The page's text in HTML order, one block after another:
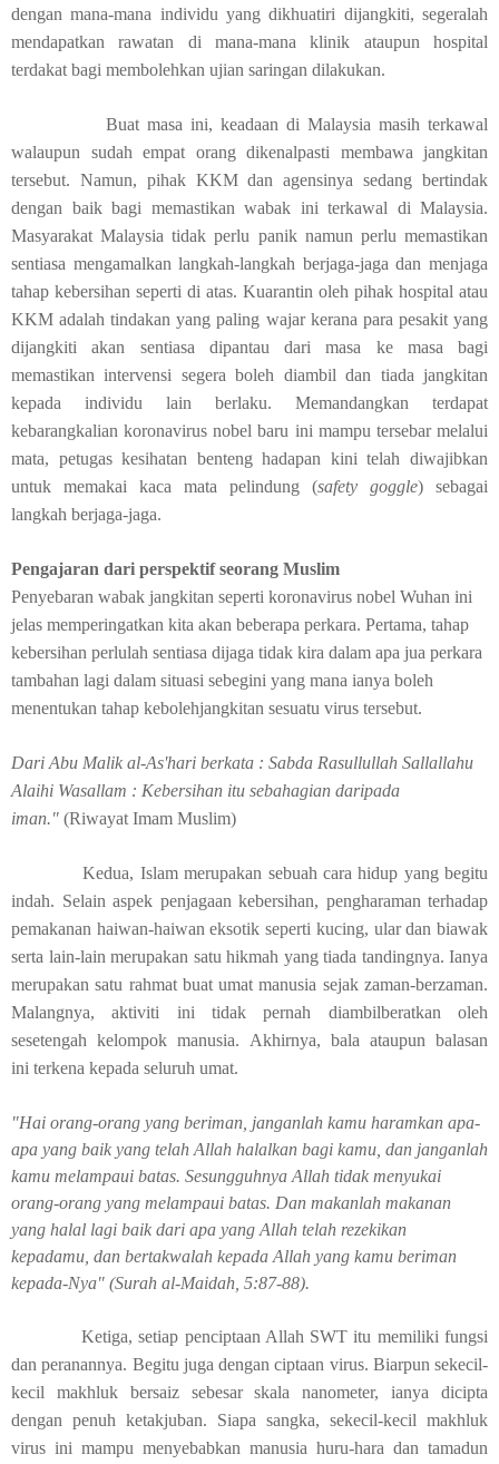
dengan mana-mana individu yang dikhuatiri dijangkiti, segeralah
mendapatkan rawatan di mana-mana klinik ataupun hospital
terdakat bagi membolehkan ujian saringan dilakukan.
Buat masa ini, keadaan di Malaysia masih terkawal
walaupun sudah empat orang dikenalpasti membawa jangkitan
tersebut. Namun, pihak KKM dan agensinya sedang bertindak
dengan baik bagi memastikan wabak ini terkawal di Malaysia.
Masyarakat Malaysia tidak perlu panik namun perlu memastikan
sentiasa mengamalkan langkah-langkah berjaga-jaga dan menjaga
tahap kebersihan seperti di atas. Kuarantin oleh pihak hospital atau
KKM adalah tindakan yang paling wajar kerana para pesakit yang
dijangkiti akan sentiasa dipantau dari masa ke masa bagi
memastikan intervensi segera boleh diambil dan tiada jangkitan
kepada individu lain berlaku. Memandangkan terdapat
kebarangkalian koronavirus nobel baru ini mampu tersebar melalui
mata, petugas kesihatan benteng hadapan kini telah diwajibkan
untuk memakai kaca mata pelindung (safety goggle) sebagai
langkah berjaga-jaga.
Pengajaran dari perspektif seorang Muslim
Penyebaran wabak jangkitan seperti koronavirus nobel Wuhan ini
jelas memperingatkan kita akan beberapa perkara. Pertama, tahap
kebersihan perlulah sentiasa dijaga tidak kira dalam apa jua perkara
tambahan lagi dalam situasi sebegini yang mana ianya boleh
menentukan tahap kebolehjangkitan sesuatu virus tersebut.
Dari Abu Malik al-As'hari berkata : Sabda Rasullullah Sallallahu
Alaihi Wasallam : Kebersihan itu sebahagian daripada
iman." (Riwayat Imam Muslim)
Kedua, Islam merupakan sebuah cara hidup yang begitu
indah. Selain aspek penjagaan kebersihan, pengharaman terhadap
pemakanan haiwan-haiwan eksotik seperti kucing, ular dan biawak
serta lain-lain merupakan satu hikmah yang tiada tandingnya. Ianya
merupakan satu rahmat buat umat manusia sejak zaman-berzaman.
Malangnya, aktiviti ini tidak pernah diambilberatkan oleh
sesetengah kelompok manusia. Akhirnya, bala ataupun balasan
ini terkena kepada seluruh umat.
"Hai orang-orang yang beriman, janganlah kamu haramkan apa-
apa yang baik yang telah Allah halalkan bagi kamu, dan janganlah
kamu melampaui batas. Sesungguhnya Allah tidak menyukai
orang-orang yang melampaui batas. Dan makanlah makanan
yang halal lagi baik dari apa yang Allah telah rezekikan
kepadamu, dan bertakwalah kepada Allah yang kamu beriman
kepada-Nya" (Surah al-Maidah, 5:87-88).
Ketiga, setiap penciptaan Allah SWT itu memiliki fungsi
dan peranannya. Begitu juga dengan ciptaan virus. Biarpun sekecil-
kecil makhluk bersaiz sebesar skala nanometer, ianya dicipta
dengan penuh ketakjuban. Siapa sangka, sekecil-kecil makhluk
virus ini mampu menyebabkan manusia huru-hara dan tamadun